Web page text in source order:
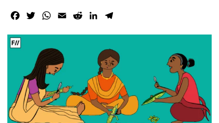
Facebook
TwitterWhatsApp
Email RedditLinkedIn